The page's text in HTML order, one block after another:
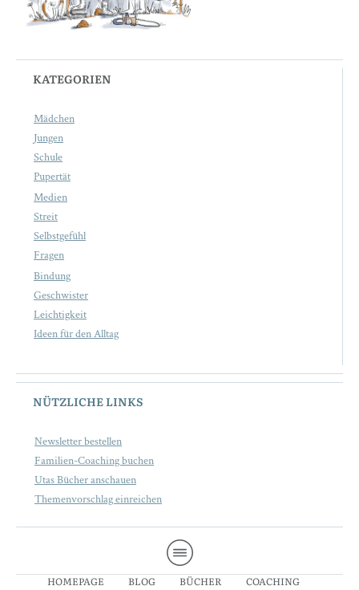
KATEGORIEN
Mädchen
Jungen
Schule
Pupertät
Medien
Streit
Selbstgefühl
Fragen
Bindung
Geschwister
Leichtigkeit
Ideen für den Alltag
NÜTZLICHE LINKS
Newsletter bestellen
Familien-Coaching buchen
Utas Bücher anschauen
Themenvorschlag einreichen
HOMEPAGE BLOG BÜCHER
COACHING